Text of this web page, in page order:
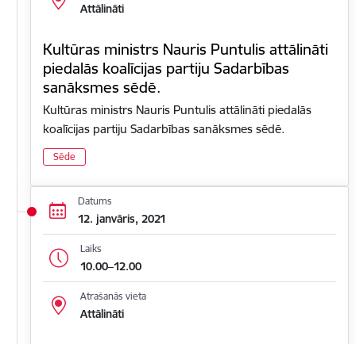
Attālināti
Kultūras ministrs Nauris Puntulis attālināti
piedalās koalīcijas partiju Sadarbības
sanāksmes sēdē.
Kultūras ministrs Nauris Puntulis attālināti piedalās
koalīcijas partiju Sadarbības sanāksmes sēdē.
Sēde
Datums
12. janvāris, 2021
Laiks
10.00–12.00
Atrašanās vieta
Attālināti